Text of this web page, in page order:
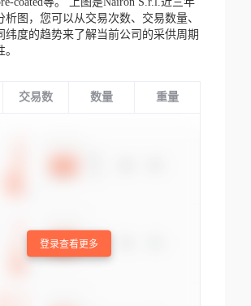
析图，您可以从交易次数、交易数量、
纬度的趋势来了解当前公司的采供周期
交易数 数量 重量
登录查看更多